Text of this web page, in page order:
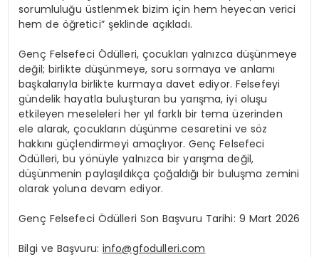
sorumluluğu üstlenmek bizim için hem heyecan verici
hem de öğretici” şeklinde açıkladı.
Genç Felsefeci Ödülleri, çocukları yalnızca düşünmeye
değil; birlikte düşünmeye, soru sormaya ve anlamı
başkalarıyla birlikte kurmaya davet ediyor. Felsefeyi
gündelik hayatla buluşturan bu yarışma, iyi oluşu
etkileyen meseleleri her yıl farklı bir tema üzerinden
ele alarak, çocukların düşünme cesaretini ve söz
hakkını güçlendirmeyi amaçlıyor. Genç Felsefeci
Ödülleri, bu yönüyle yalnızca bir yarışma değil,
düşünmenin paylaşıldıkça çoğaldığı bir buluşma zemini
olarak yoluna devam ediyor.
Genç Felsefeci Ödülleri Son Başvuru Tarihi: 9 Mart 2026
Bilgi ve Başvuru: info@gfodulleri.com